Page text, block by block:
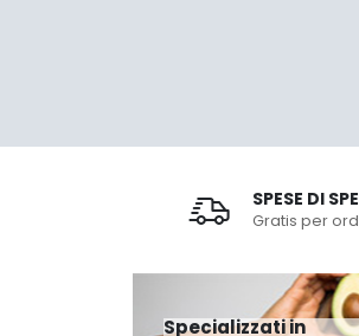
SPESE DI
Gratis per
Specializzati in